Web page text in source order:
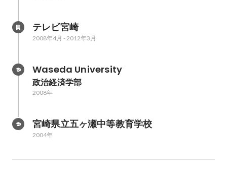
テレビ宮崎
2008年4月 -2012年3月
Waseda University
政治経済学部
2008年
宮崎県立五ヶ瀬中等教育学校
2004年